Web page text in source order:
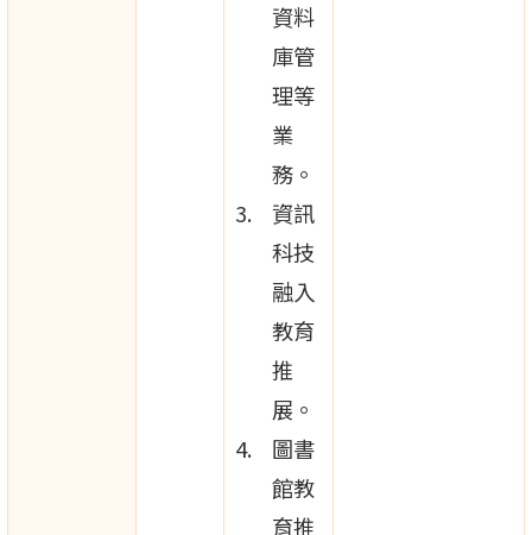
資料
庫管
理等
業
務。
資訊
科技
融入
教育
推
展。
圖書
館教
育推